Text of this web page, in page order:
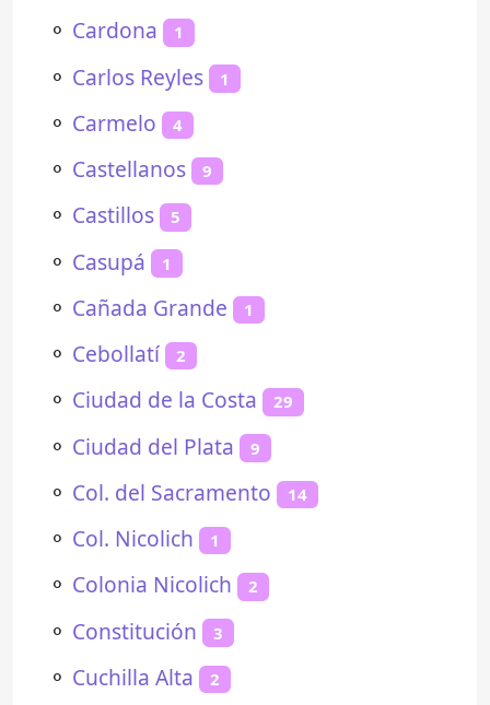
⚬ Cardona 1
⚬ Carlos Reyles 1
⚬ Carmelo 4
⚬ Castellanos 9
⚬ Castillos 5
⚬ Casupá 1
⚬ Cañada Grande 1
⚬ Cebollatí 2
⚬ Ciudad de la Costa 29
⚬ Ciudad del Plata 9
⚬ Col. del Sacramento 14
⚬ Col. Nicolich 1
⚬ Colonia Nicolich 2
⚬ Constitución 3
⚬ Cuchilla Alta 2